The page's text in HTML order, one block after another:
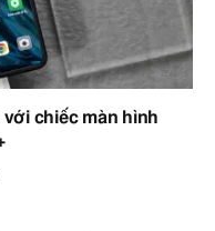
với chiếc màn hình